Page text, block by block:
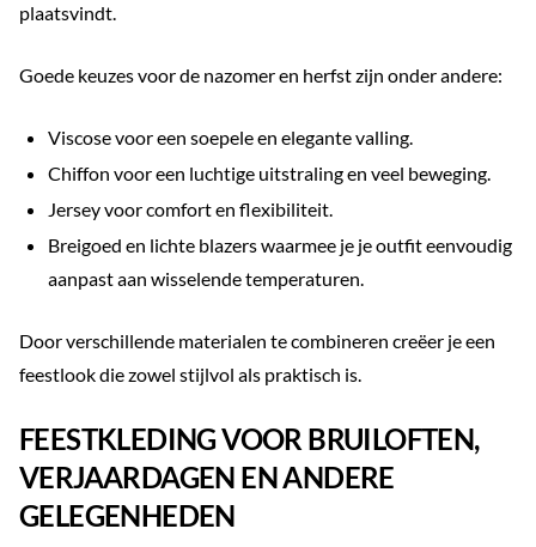
plaatsvindt.
Goede keuzes voor de nazomer en herfst zijn onder andere:
Viscose voor een soepele en elegante valling.
Chiffon voor een luchtige uitstraling en veel beweging.
Jersey voor comfort en flexibiliteit.
Breigoed en lichte blazers waarmee je je outfit eenvoudig
aanpast aan wisselende temperaturen.
Door verschillende materialen te combineren creëer je een
feestlook die zowel stijlvol als praktisch is.
FEESTKLEDING VOOR BRUILOFTEN,
VERJAARDAGEN EN ANDERE
GELEGENHEDEN